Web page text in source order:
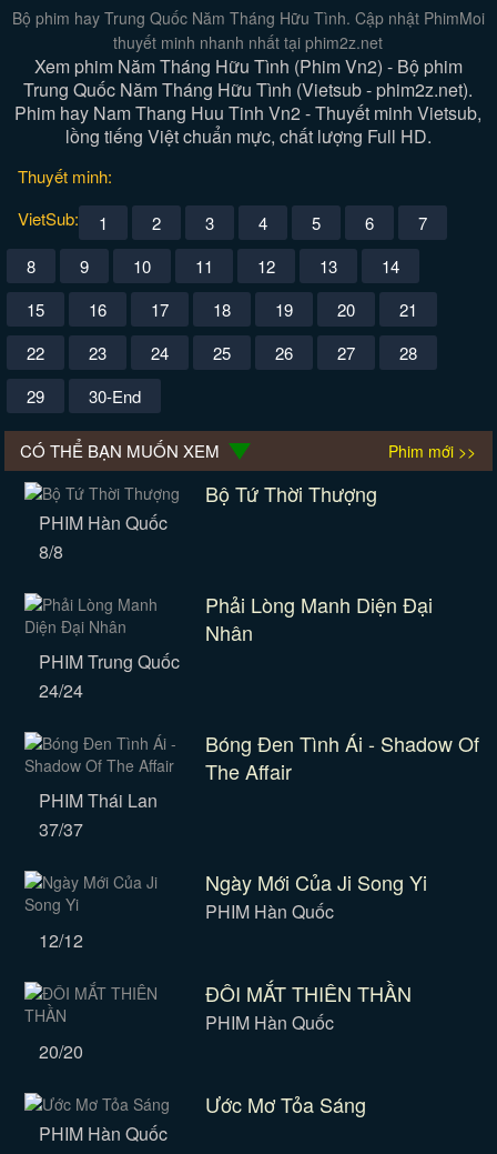
Bộ phim hay Trung Quốc Năm Tháng Hữu Tình. Cập nhật PhimMoi
thuyết minh nhanh nhất tại phim2z.net
Xem phim Năm Tháng Hữu Tình (Phim Vn2) - Bộ phim
Trung Quốc Năm Tháng Hữu Tình (Vietsub - phim2z.net).
Phim hay Nam Thang Huu Tinh Vn2 - Thuyết minh Vietsub,
lồng tiếng Việt chuẩn mực, chất lượng Full HD.
Thuyết minh:
VietSub:
1 2 3 4 5 6
7
8
9 10 11 12 13
14
15
16 17 18 19 20
21
22
23 24 25 26 27
28
29
30-End
CÓ THỂ BẠN MUỐN XEM Phim mới >>
Bộ Tứ Thời Thượng
PHIM Hàn Quốc
8/8
Phải Lòng Manh Diện Đại
Nhân
PHIM Trung Quốc
24/24
Bóng Đen Tình Ái - Shadow Of
The Affair
PHIM Thái Lan
37/37
Ngày Mới Của Ji Song Yi
PHIM Hàn Quốc
12/12
ĐÔI MẮT THIÊN THẦN
PHIM Hàn Quốc
20/20
Ước Mơ Tỏa Sáng
PHIM Hàn Quốc